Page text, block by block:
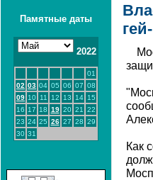
Памятные даты
2022
01
02 03 04 05 06 07 08
09 10 11 12 13 14 15
16 17 18 19 20 21
22
23 24 25 26 27 28 29
30 31
Как